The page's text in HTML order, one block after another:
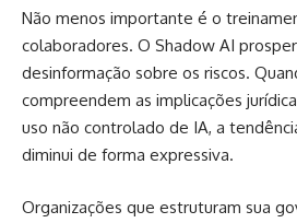
Não menos importante é o
colaboradores. O Shadow AI
desinformação sobre os riscos.
compreendem as implicações
uso não controlado de IA, a
diminui de forma expressiva.
Organizações que estruturam sua